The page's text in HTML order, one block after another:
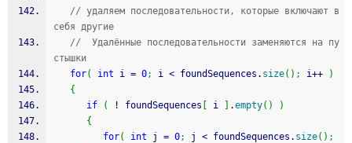
// удаляем последовательности, которые включают в
себя другие
//  Удалённые последовательности заменяются на пу
стышки
for( int i = 0; i < foundSequences. size( ) ; i++
)
{
if
( ! foundSequences i .empty( )
)
{
for( int j = 0; j < foundSequences. size( ) ;